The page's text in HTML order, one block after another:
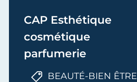
CAP Esthétique
cosmétique
parfumerie
BEAUTÉ-BIEN ÊTRE